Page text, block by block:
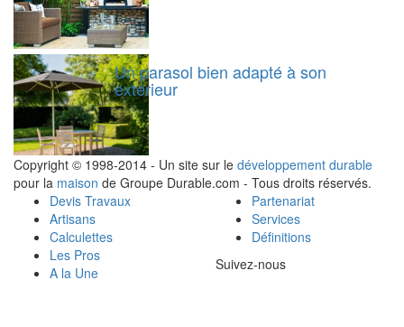
Un parasol bien adapté à son
extérieur
Copyright © 1998-2014 - Un site sur le développement durable
pour la maison de Groupe Durable.com - Tous droits réservés.
Devis Travaux
Artisans
Calculettes
Les Pros
A la Une
Partenariat
Services
Définitions
Suivez-nous